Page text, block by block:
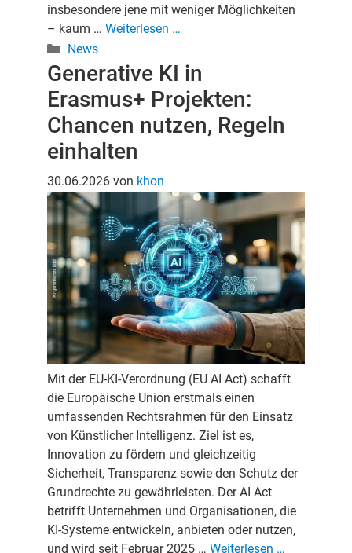
insbesondere jene mit weniger Möglichkeiten
– kaum … Weiterlesen …
Kategorien
News
Generative KI in
Erasmus+ Projekten:
Chancen nutzen, Regeln
einhalten
30.06.2026 von khon
Mit der EU-KI-Verordnung (EU AI Act) schafft
die Europäische Union erstmals einen
umfassenden Rechtsrahmen für den Einsatz
von Künstlicher Intelligenz. Ziel ist es,
Innovation zu fördern und gleichzeitig
Sicherheit, Transparenz sowie den Schutz der
Grundrechte zu gewährleisten. Der AI Act
betrifft Unternehmen und Organisationen, die
KI-Systeme entwickeln, anbieten oder nutzen,
und wird seit Februar 2025 … Weiterlesen …